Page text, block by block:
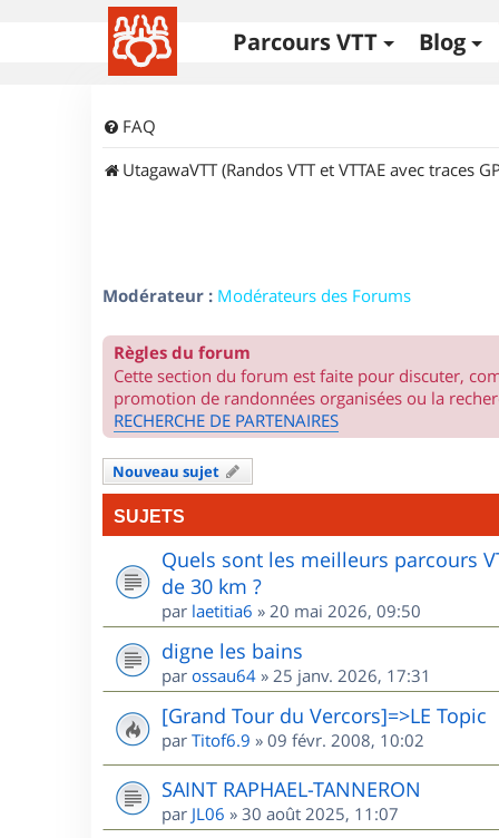
Parcours VTT Blog
FAQ
UtagawaVTT (Randos VTT et VTTAE avec traces
Modérateur : Modérateurs des Forums
Règles du forum
Cette section du forum est faite pour discuter,
promotion de randonnées organisées ou la
RECHERCHE DE PARTENAIRES
Nouveau sujet
SUJETS
Quels sont les meilleurs parcours
de 30 km ?
par laetitia6 » 20 mai 2026, 09:50
digne les bains
par ossau64 » 25 janv. 2026, 17:31
[Grand Tour du Vercors]=>LE Topic
par Titof6.9 » 09 févr. 2008, 10:02
SAINT RAPHAEL-TANNERON
par JL06 » 30 août 2025, 11:07